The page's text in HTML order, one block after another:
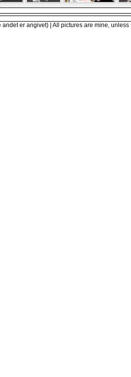
er angivet) | All pictures are mine,